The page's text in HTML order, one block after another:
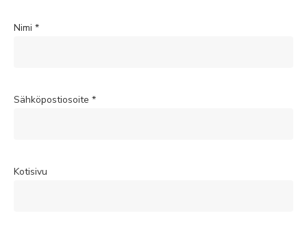
Nimi *
Sähköpostiosoite *
Kotisivu